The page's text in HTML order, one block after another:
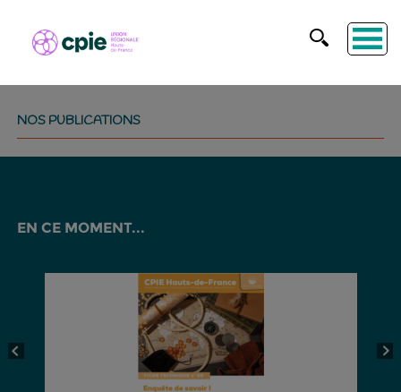
NOS PUBLICATIONS
EN CE MOMENT...